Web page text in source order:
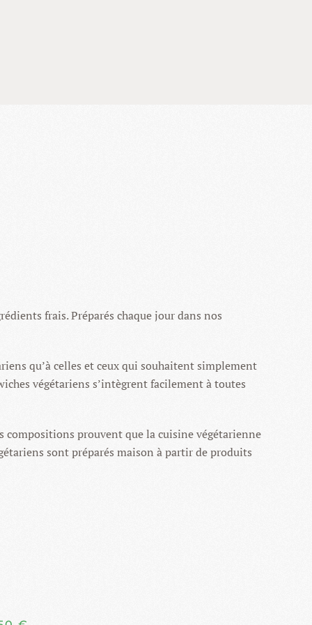
frais. Préparés chaque jour dans nos
qu’à celles et ceux qui souhaitent simplement
végétariens s’intègrent facilement à toutes
compositions prouvent que la cuisine végétarienne
sont préparés maison à partir de produits